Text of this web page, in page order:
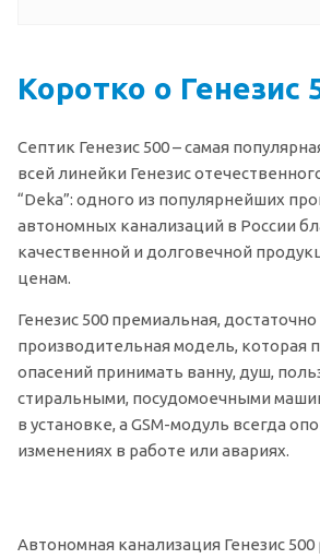
Коротко о Генезис
Септик Генезис 500 – самая
всей линейки Генезис
“Deka”: одного из популярнейших
автономных канализаций в России
качественной и долговечной
ценам.
Генезис 500 премиальная, достаточно
производительная модель, которая
опасений принимать ванну, душ,
стиральными, посудомоечными
в установке, а GSM-модуль всегда
изменениях в работе или авариях.
Автономная канализация Генезис 500